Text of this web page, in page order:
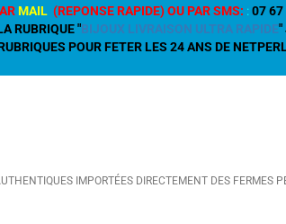
MAIL (REPONSE RAPIDE) OU PAR SMS: : 07
RUBRIQUE "BIJOUX LIVRAISON ULTRA RAPIDE"
POUR FETER LES 24 ANS DE
IMPORTÉES DIRECTEMENT DES FERMES